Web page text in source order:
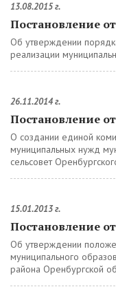
13.08.2015 г.
Постановление
Об утверждении
реализации
26.11.2014 г.
Постановление
О создании единой
муниципальных нужд
сельсовет
15.01.2013 г.
Постановление
Об утверждении
муниципального
района Оренбургской